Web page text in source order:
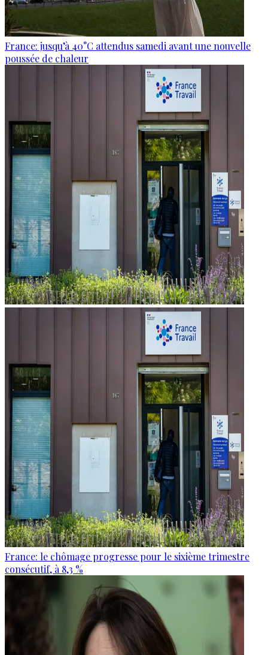
France: jusqu’à 40°C attendus samedi avant une nouvelle
poussée de chaleur
France: le chômage progresse pour le sixième trimestre
consécutif, à 8,3 %